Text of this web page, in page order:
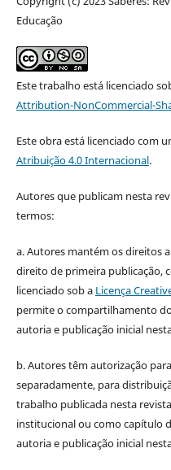
Educação
Este trabalho está licenciado
Attribution-NonCommercial-
Este obra está licenciado com
Atribuição 4.0 Internacional.
Autores que publicam nesta
termos:
a. Autores mantém os direitos
direito de primeira publicação,
licenciado sob a Licença
permite o compartilhamento
autoria e publicação inicial
b. Autores têm autorização
separadamente, para
trabalho publicada nesta
institucional ou como capítulo
autoria e publicação inicial